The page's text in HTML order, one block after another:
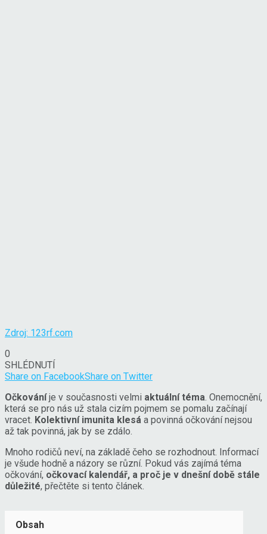
Zdroj: 123rf.com
0
SHLÉDNUTÍ
Share on FacebookShare on Twitter
Očkováníje v současnosti velmi aktuální téma. Onemocnění,
která se pro nás už stala cizím pojmem se pomalu začínají
vracet. Kolektivní imunita klesá a povinná očkování nejsou
až tak povinná, jak by se zdálo.
Mnoho rodičů neví, na základě čeho se rozhodnout. Informací
je všude hodně a názory se různí. Pokud vás zajímá téma
očkování, očkovací kalendář, a proč je v dnešní době stále
důležité, přečtěte si tento článek.
Obsah